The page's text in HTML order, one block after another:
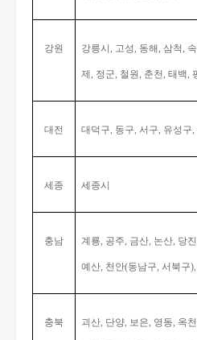
강원 강릉시, 고성, 동해, 삼척,
제, 정군, 철원, 춘천, 태백,
대전 대덕구, 동구, 서구, 유성구,
세종 세종시
충남 계룡, 공주, 금산, 논산, 당진
예산, 천안(동남구, 서북구),
충북 괴산, 단양, 보은, 영동, 옥천